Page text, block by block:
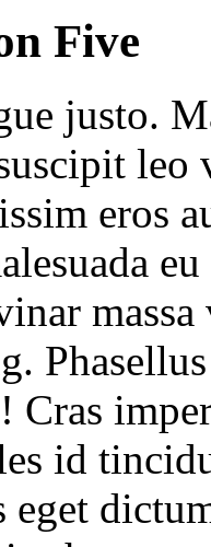
Five
justo.
eros
Cras
id